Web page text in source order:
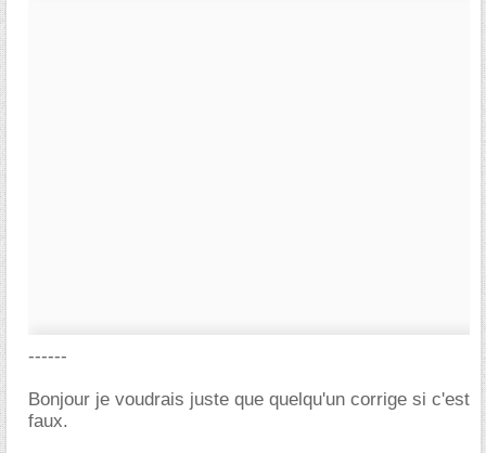
------
Bonjour je voudrais juste que quelqu'un corrige si c'est
faux.